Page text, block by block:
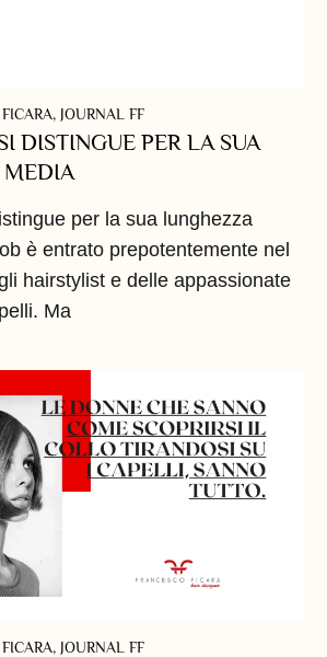
, JOURNAL FF
DISTINGUE PER LA SUA
MEDIA
per la sua lunghezza
è entrato prepotentemente nel
hairstylist e delle appassionate
Ma
, JOURNAL FF